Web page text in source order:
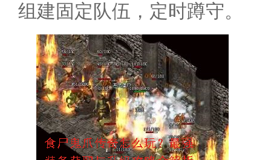
组建固定队伍，定时蹲守。